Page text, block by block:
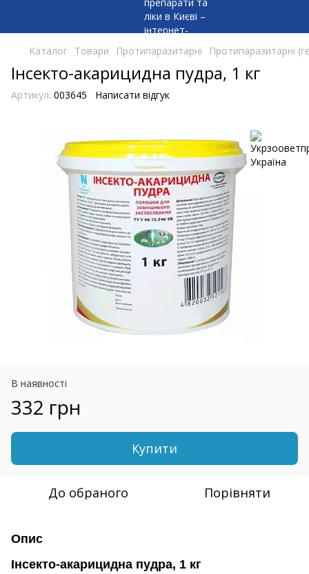
Каталог Товари Протипаразитарні Протипаразитарні
Інсекто-акарицидна пудра, 1 кг
Артикул: 003645 Написати відгук
В наявності
332 грн
Купити
До обраного Порівняти
Опис
Інсекто-акарицидна пудра, 1 кг